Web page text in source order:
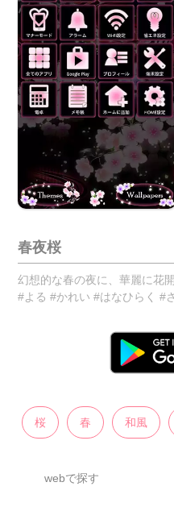
春夜桜
幻想的な春の夜に、華麗に花
#よる #かれい #はなひらく #
桜 春 和風
webで探す